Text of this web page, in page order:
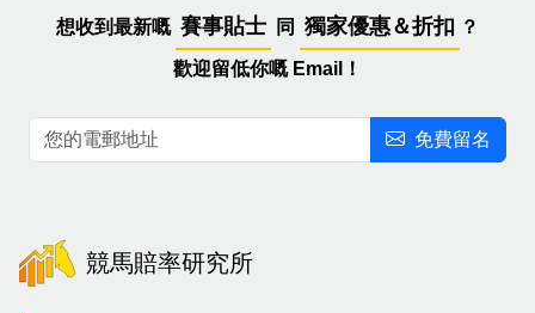
想收到最新嘅 賽事貼士 同 獨家優惠＆折扣 ？
歡迎留低你嘅 Email！
免費留名
競馬賠率研究所